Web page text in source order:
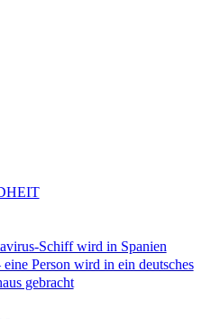
Schiff wird in Spanien
eine Person wird in ein deutsches
gebracht